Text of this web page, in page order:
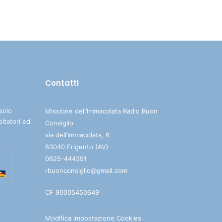
ed
Contatti
Missione dell’Immacolata Radio Buon
Consiglio
via dell’Immacolata, 6
83040 Frigento (AV)
0825-444391
rbuonconsiglio@gmail.com
CF 90005450649
Modifica impostazione Cookies